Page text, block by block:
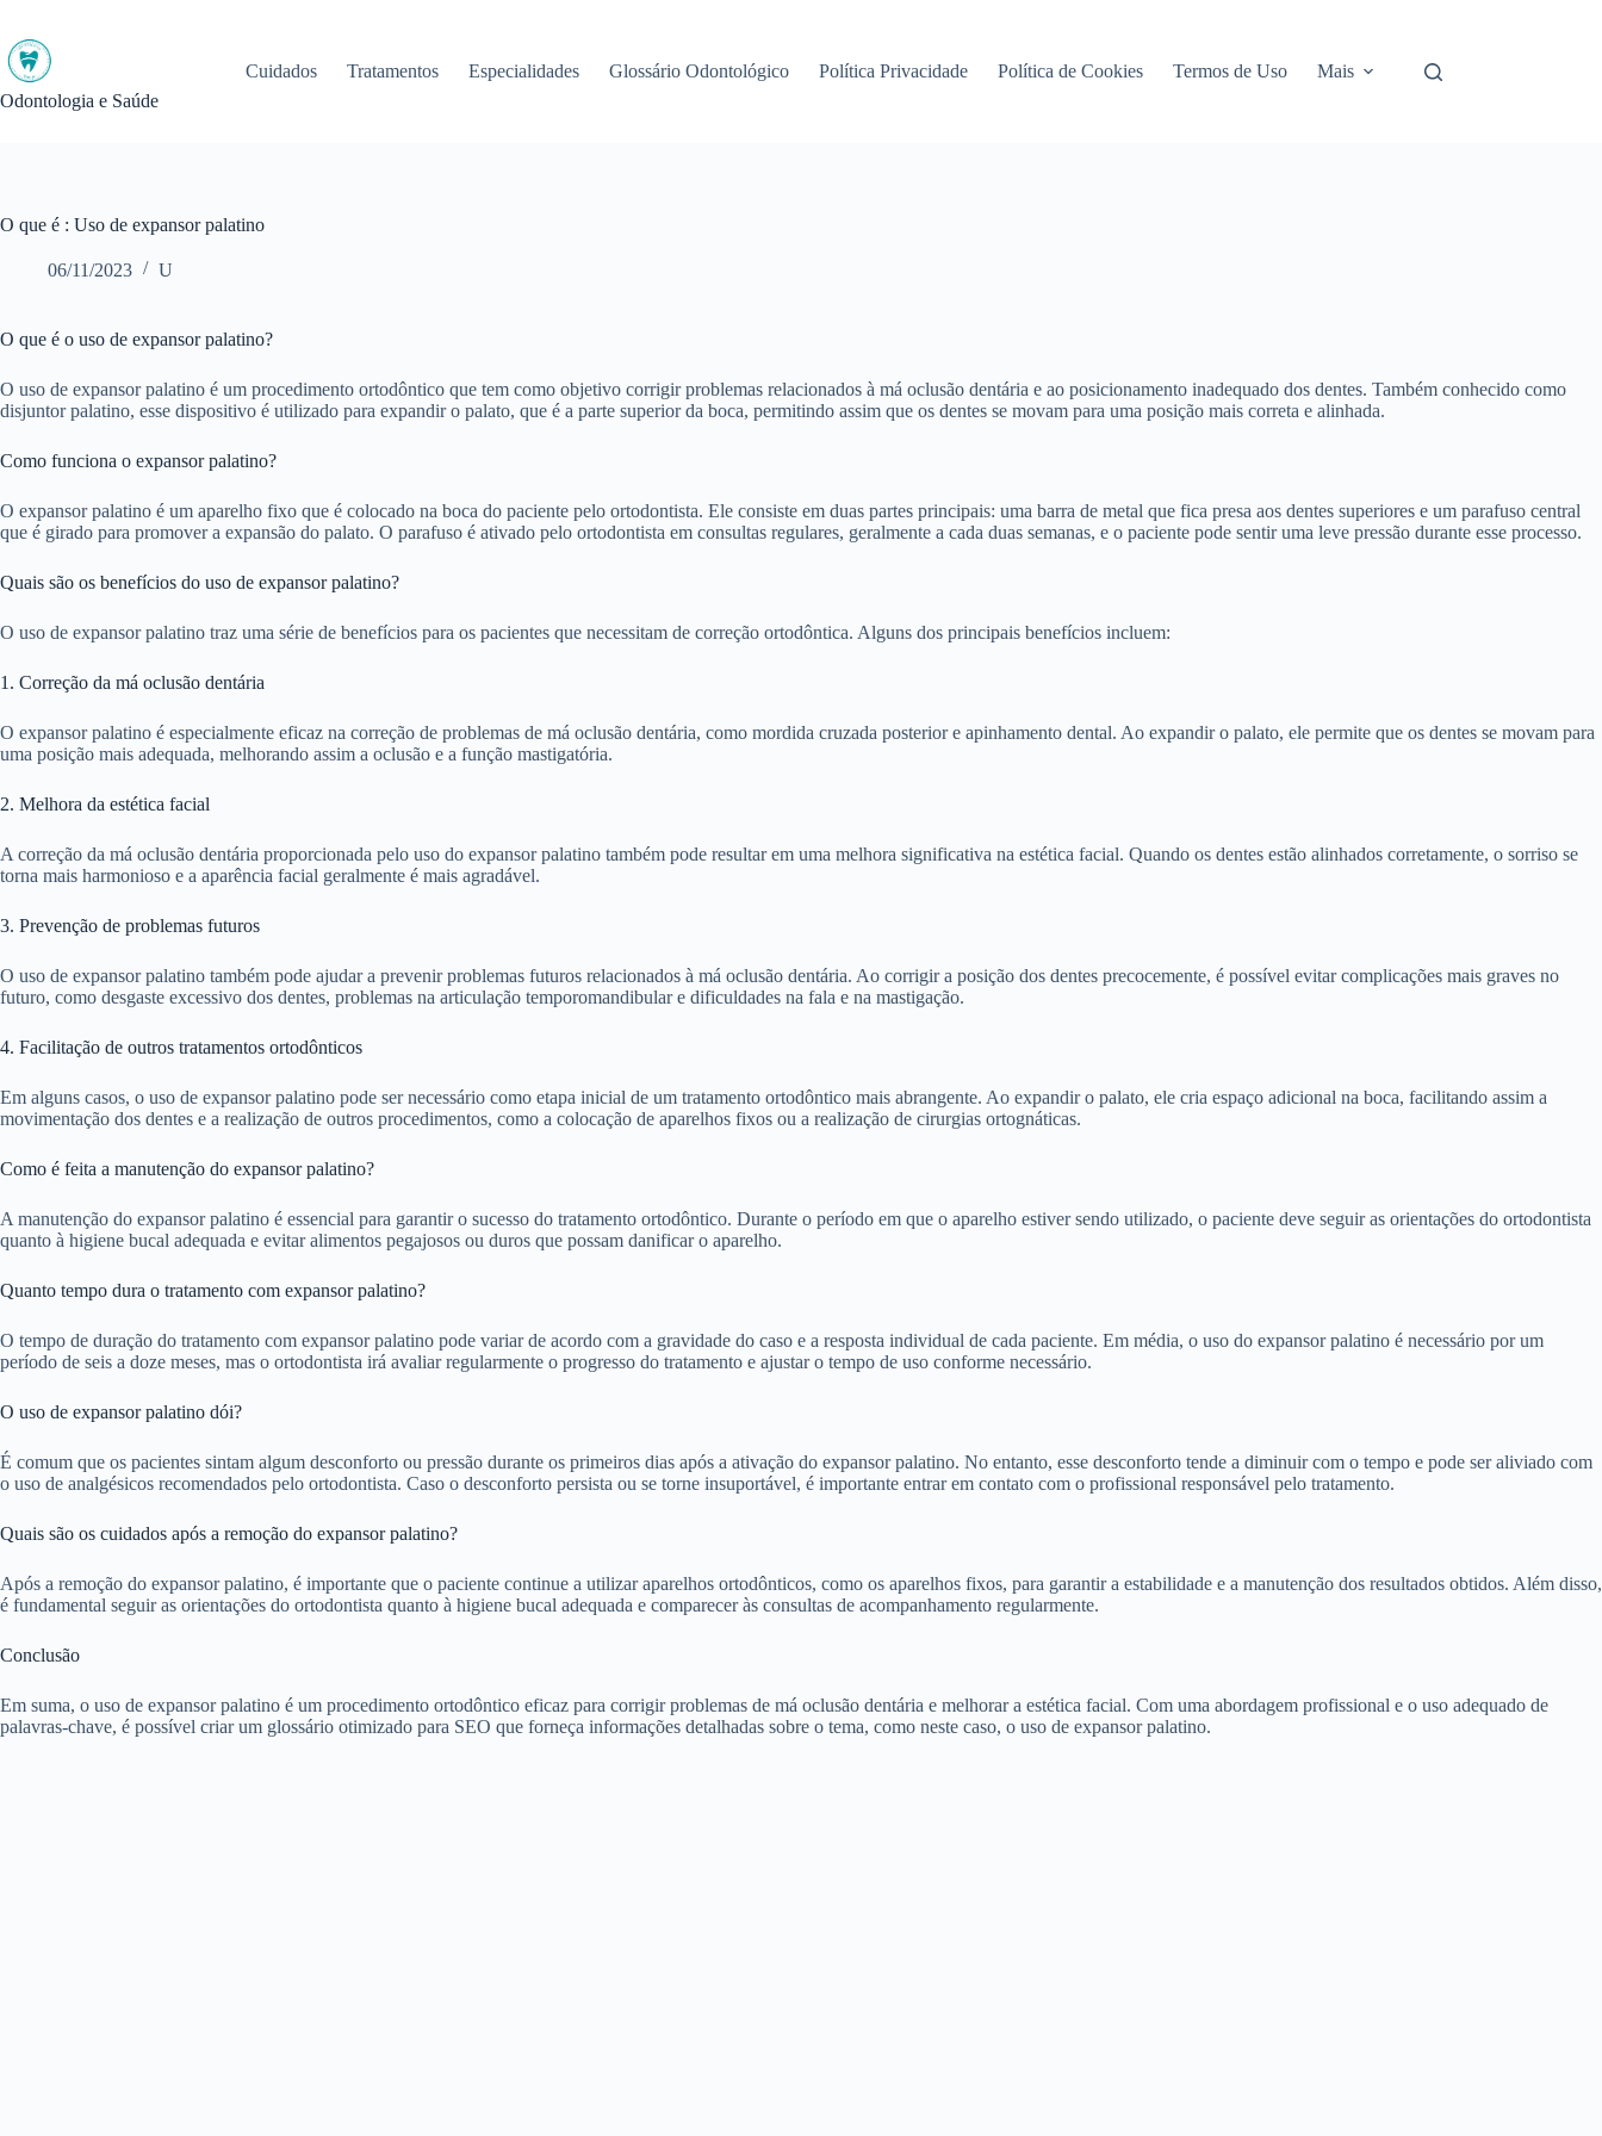
conteúdo
Odontologia e Saúde
Cuidados Tratamentos Especialidades Glossário Odontológico Política Privacidade Política de Cookies Termos de Uso Mais
O que é : Uso de expansor palatino
06/11/2023 U
O que é o uso de expansor palatino?
O uso de expansor palatino é um procedimento ortodôntico que tem como objetivo corrigir problemas relacionados à má oclusão dentária e ao posicionamento inadequado dos dentes. Também conhecido como
disjuntor palatino, esse dispositivo é utilizado para expandir o palato, que é a parte superior da boca, permitindo assim que os dentes se movam para uma posição mais correta e alinhada.
Como funciona o expansor palatino?
O expansor palatino é um aparelho fixo que é colocado na boca do paciente pelo ortodontista. Ele consiste em duas partes principais: uma barra de metal que fica presa aos dentes superiores e um parafuso central
que é girado para promover a expansão do palato. O parafuso é ativado pelo ortodontista em consultas regulares, geralmente a cada duas semanas, e o paciente pode sentir uma leve pressão durante esse processo.
Quais são os benefícios do uso de expansor palatino?
O uso de expansor palatino traz uma série de benefícios para os pacientes que necessitam de correção ortodôntica. Alguns dos principais benefícios incluem:
1. Correção da má oclusão dentária
O expansor palatino é especialmente eficaz na correção de problemas de má oclusão dentária, como mordida cruzada posterior e apinhamento dental. Ao expandir o palato, ele permite que os dentes se movam para
uma posição mais adequada, melhorando assim a oclusão e a função mastigatória.
2. Melhora da estética facial
A correção da má oclusão dentária proporcionada pelo uso do expansor palatino também pode resultar em uma melhora significativa na estética facial. Quando os dentes estão alinhados corretamente, o sorriso se
torna mais harmonioso e a aparência facial geralmente é mais agradável.
3. Prevenção de problemas futuros
O uso de expansor palatino também pode ajudar a prevenir problemas futuros relacionados à má oclusão dentária. Ao corrigir a posição dos dentes precocemente, é possível evitar complicações mais graves no
futuro, como desgaste excessivo dos dentes, problemas na articulação temporomandibular e dificuldades na fala e na mastigação.
4. Facilitação de outros tratamentos ortodônticos
Em alguns casos, o uso de expansor palatino pode ser necessário como etapa inicial de um tratamento ortodôntico mais abrangente. Ao expandir o palato, ele cria espaço adicional na boca, facilitando assim a
movimentação dos dentes e a realização de outros procedimentos, como a colocação de aparelhos fixos ou a realização de cirurgias ortognáticas.
Como é feita a manutenção do expansor palatino?
A manutenção do expansor palatino é essencial para garantir o sucesso do tratamento ortodôntico. Durante o período em que o aparelho estiver sendo utilizado, o paciente deve seguir as orientações do ortodontista
quanto à higiene bucal adequada e evitar alimentos pegajosos ou duros que possam danificar o aparelho.
Quanto tempo dura o tratamento com expansor palatino?
O tempo de duração do tratamento com expansor palatino pode variar de acordo com a gravidade do caso e a resposta individual de cada paciente. Em média, o uso do expansor palatino é necessário por um
período de seis a doze meses, mas o ortodontista irá avaliar regularmente o progresso do tratamento e ajustar o tempo de uso conforme necessário.
O uso de expansor palatino dói?
É comum que os pacientes sintam algum desconforto ou pressão durante os primeiros dias após a ativação do expansor palatino. No entanto, esse desconforto tende a diminuir com o tempo e pode ser aliviado com
o uso de analgésicos recomendados pelo ortodontista. Caso o desconforto persista ou se torne insuportável, é importante entrar em contato com o profissional responsável pelo tratamento.
Quais são os cuidados após a remoção do expansor palatino?
Após a remoção do expansor palatino, é importante que o paciente continue a utilizar aparelhos ortodônticos, como os aparelhos fixos, para garantir a estabilidade e a manutenção dos resultados obtidos. Além disso,
é fundamental seguir as orientações do ortodontista quanto à higiene bucal adequada e comparecer às consultas de acompanhamento regularmente.
Conclusão
Em suma, o uso de expansor palatino é um procedimento ortodôntico eficaz para corrigir problemas de má oclusão dentária e melhorar a estética facial. Com uma abordagem profissional e o uso adequado de
palavras-chave, é possível criar um glossário otimizado para SEO que forneça informações detalhadas sobre o tema, como neste caso, o uso de expansor palatino.